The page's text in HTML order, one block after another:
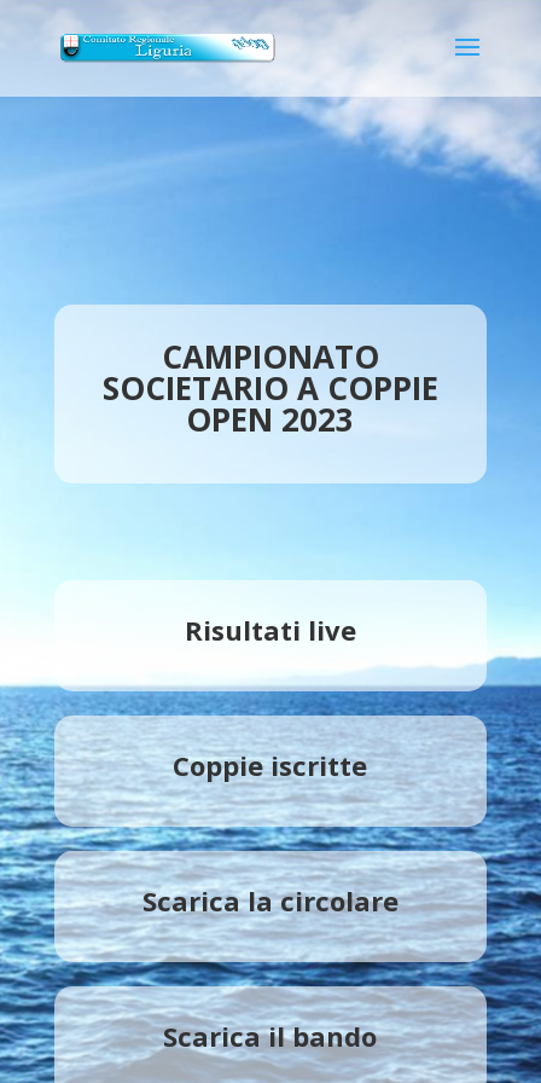
CAMPIONATO
SOCIETARIO A COPPIE
OPEN 2023
Risultati live
Coppie iscritte
Scarica la circolare
Scarica il bando